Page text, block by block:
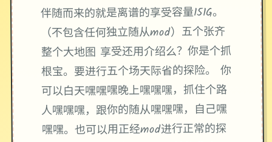
伴随而来的就是离谱的享受容量151G。
（不包含任何独立随从mod）五个张齐
整个大地图 享受还用介绍么？你是个抓
根宝。要进行五个场天际省的探险。 你
可以白天嘿嘿嘿晚上嘿嘿嘿，抓住个路
人嘿嘿嘿，跟你的随从嘿嘿嘿，自己嘿
嘿嘿。也可以用正经mod进行正常的探